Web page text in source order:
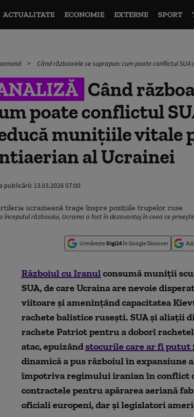
ACTUALITATE ECONOMIE EXTERNE SPORT
Când războaiele se suprapun: cum poate conflictul
Când
poate conflictul
munițiile vitale
al Ucrainei
publicării: 13.03.2026 07:00
începutul războiului, Ucraina a fost în dezavantaj în ceea ce
Urmărește Digi24în Google Discover
Războiul cu Iranulconsumă muniții
SUA, de care Ucraina are nevoie
viitoare și amenințând capacitatea
rachete balistice rusești. SUA și aliații
rachete Patriot pentru a doborî
atac, epuizândstocurile care ar fi putut
dinamică a pus războiul în
împotriva regimului iranian în conflict
contractele pentru apărarea aeriană
oficiali europeni, dar și legislatori